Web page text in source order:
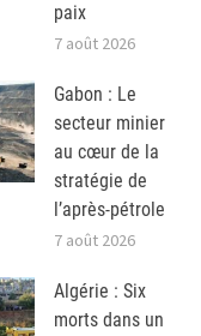
paix
7 août 2026
Gabon : Le
secteur minier
au cœur de la
stratégie de
l’après-pétrole
7 août 2026
Algérie : Six
morts dans un